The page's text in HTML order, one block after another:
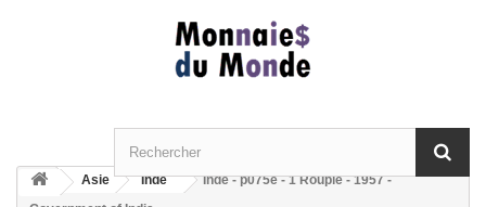
Asie Inde
Inde - p075e - 1 Roupie - 1957 -